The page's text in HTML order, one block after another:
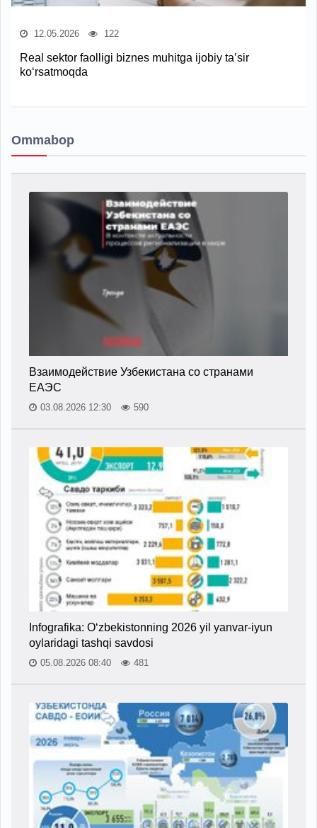
12.05.2026 122
Real sektor faolligi biznes muhitga ijobiy ta’sir
ko‘rsatmoqda
Ommabop
Взаимодействие Узбекистана со странами
ЕАЭС
03.08.2026 12:30 590
Infografika: O‘zbekistonning 2026 yil yanvar-iyun
oylaridagi tashqi savdosi
05.08.2026 08:40 481